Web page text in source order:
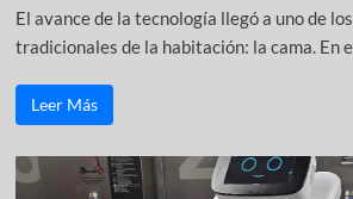
El avance de la tecnología llegó a uno de
tradicionales de la habitación: la cama. En
Leer Más